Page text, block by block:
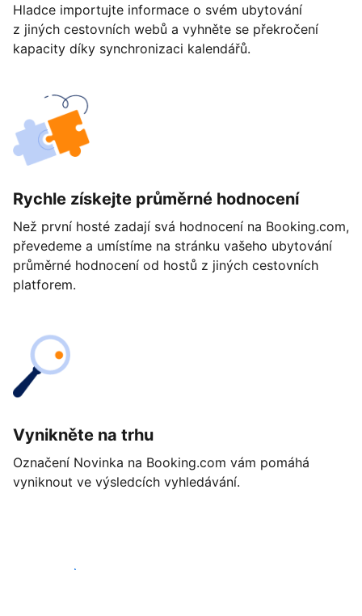
Hladce importujte informace o svém ubytování
z jiných cestovních webů a vyhněte se překročení
kapacity díky synchronizaci kalendářů.
Rychle získejte průměrné hodnocení
Než první hosté zadají svá hodnocení na Booking.com,
převedeme a umístíme na stránku vašeho ubytování
průměrné hodnocení od hostů z jiných cestovních
platforem.
Vynikněte na trhu
Označení Novinka na Booking.com vám pomáhá
vyniknout ve výsledcích vyhledávání.
Začít ještě dnes